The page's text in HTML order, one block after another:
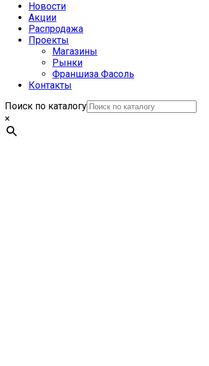
Новости
Акции
Распродажа
Проекты
Магазины
Рынки
Франшиза Фасоль
Контакты
Поиск по каталогу
×